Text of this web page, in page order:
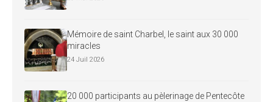
Mémoire de saint Charbel, le saint aux 30 000
miracles
24 Juil 2026
20 000 participants au pèlerinage de Pentecôte